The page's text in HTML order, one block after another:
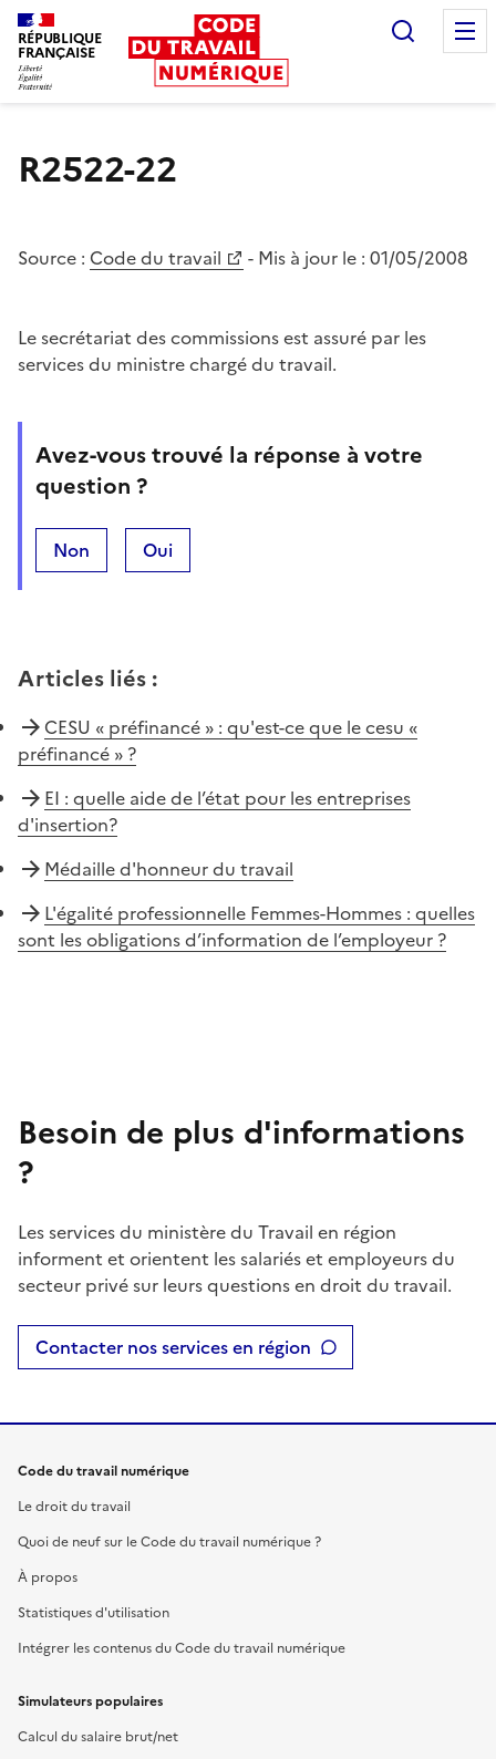
RÉPUBLIQUE
FRANÇAISE
R2522-22
Source : Code du travail - Mis à jour le : 01/05/2008
Le secrétariat des commissions est assuré par les
services du ministre chargé du travail.
Avez-vous trouvé la réponse à votre
question ?
Non Oui
Articles liés :
CESU « préfinancé » : qu'est-ce que le cesu «
préfinancé » ?
EI : quelle aide de l’état pour les entreprises
d'insertion?
Médaille d'honneur du travail
L'égalité professionnelle Femmes-Hommes : quelles
sont les obligations d’information de l’employeur ?
Besoin de plus d'informations
?
Les services du ministère du Travail en région
informent et orientent les salariés et employeurs du
secteur privé sur leurs questions en droit du travail.
Contacter nos services en région
Code du travail numérique
Le droit du travail
Quoi de neuf sur le Code du travail numérique ?
À propos
Statistiques d'utilisation
Intégrer les contenus du Code du travail numérique
Simulateurs populaires
Calcul du salaire brut/net